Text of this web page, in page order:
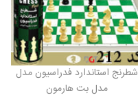
شطرنج استاندارد فدراسیون مدل
مدل بت هارمون